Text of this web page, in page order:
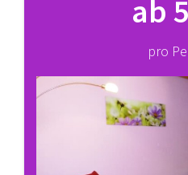
ab
pro